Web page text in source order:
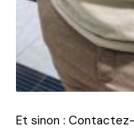
Et sinon :